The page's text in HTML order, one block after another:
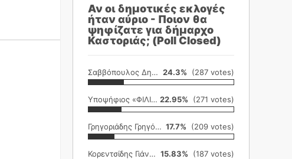
Αν οι δημοτικές εκλογές
ήταν αύριο - Ποιον θα
ψηφίζατε για δήμαρχο
Καστοριάς; (Poll Closed)
Σαββόπουλος Δημήτρης 24.3% (287 votes)
Υποψήφιος «ΦΙΛΙΚΗ ΕΤΑΙΡΕΙΑ» 22.95% (271 votes)
Γρηγοριάδης Γρηγόρης 17.7% (209 votes)
Κορεντσίδης Γιάννης 15.83% (187 votes)